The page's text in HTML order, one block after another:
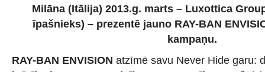
Milāna (Itālija) 2013.g. marts – Luxottica
īpašnieks) – prezentē jauno RAY-BAN
kampaņu.
RAY-BAN ENVISION atzīmē savu Never Hide garu: d